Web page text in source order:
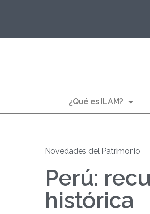
¿Qué es ILAM?
Novedades del Patrimonio
Perú:
histórica